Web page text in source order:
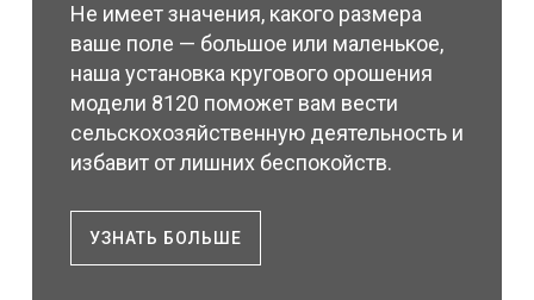
Не имеет значения, какого размера
ваше поле — большое или маленькое,
наша установка кругового орошения
модели 8120 поможет вам вести
сельскохозяйственную деятельность и
избавит от лишних беспокойств.
УЗНАТЬ БОЛЬШЕ